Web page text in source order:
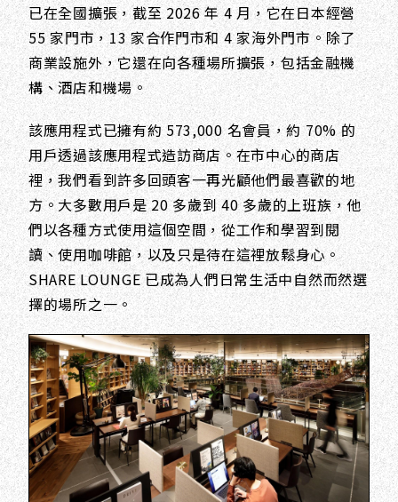
已在全國擴張，截至 2026 年 4 月，它在日本經營
55 家門市，13 家合作門市和 4 家海外門市。除了
商業設施外，它還在向各種場所擴張，包括金融機
構、酒店和機場。
該應用程式已擁有約 573,000 名會員，約 70% 的
用戶透過該應用程式造訪商店。在市中心的商店
裡，我們看到許多回頭客一再光顧他們最喜歡的地
方。大多數用戶是 20 多歲到 40 多歲的上班族，他
們以各種方式使用這個空間，從工作和學習到閱
讀、使用咖啡館，以及只是待在這裡放鬆身心。
SHARE LOUNGE 已成為人們日常生活中自然而然選
擇的場所之一。